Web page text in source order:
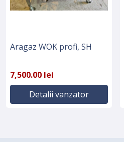
Aragaz WOK profi, SH
7,500.00 lei
Detalii vanzator